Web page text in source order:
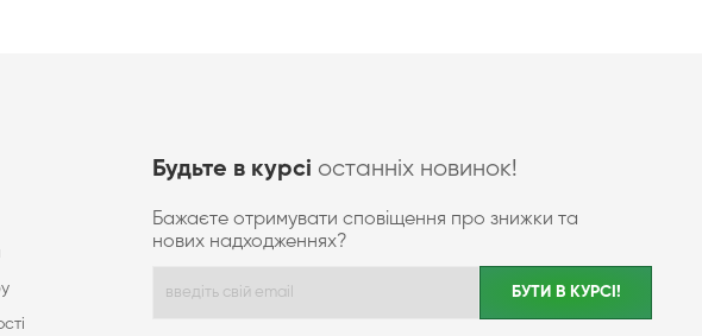
Будьте в курсі останніх новинок!
Бажаєте отримувати сповіщення про знижки та
нових надходженнях?